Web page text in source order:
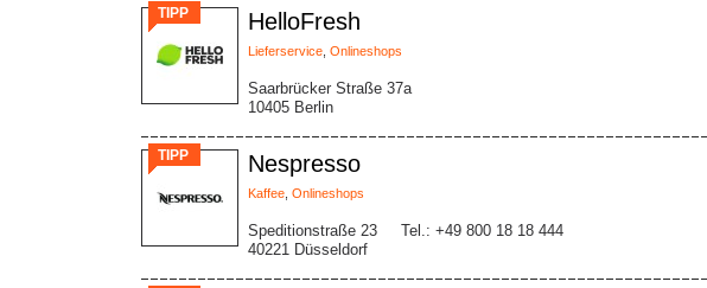
TIPP HelloFresh
Lieferservice Onlineshops
Saarbrücker Straße 37a
10405 Berlin
TIPP Nespresso
Kaffee Onlineshops
Speditionstraße 23
40221 Düsseldorf
Tel.: +49 800 18 18 444